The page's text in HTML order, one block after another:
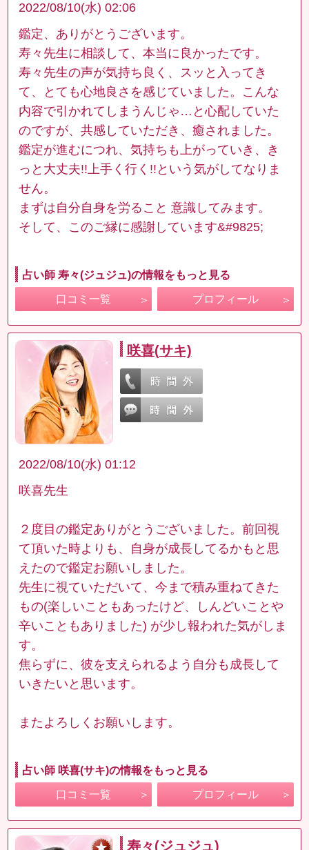
2022/08/10(水) 02:06
鑑定、ありがとうございます。
寿々先生に相談して、本当に良かったです。
寿々先生の声が気持ち良く、スッと入ってき
て、とても心地良さを感じていました。こんな
内容で引かれてしまうんじゃ…と心配していた
のですが、共感していただき、癒されました。
鑑定が進むにつれ、気持ちも上がっていき、き
っと大丈夫!!上手く行く!!という気がしてなりま
せん。
まずは自分自身を労ること 意識してみます。
そして、このご縁に感謝しています&#9825;
占い師 寿々(ジュジュ)の情報をもっと見る
口コミ一覧 プロフィール
咲喜(サキ)
2022/08/10(水) 01:12
咲喜先生
２度目の鑑定ありがとうございました。前回視
て頂いた時よりも、自身が成長してるかもと思
えたので鑑定お願いしました。
先生に視ていただいて、今まで積み重ねてきた
もの(楽しいこともあったけど、しんどいことや
辛いこともありました) が少し報われた気がしま
す。
焦らずに、彼を支えられるよう自分も成長して
いきたいと思います。
またよろしくお願いします。
占い師 咲喜(サキ)の情報をもっと見る
口コミ一覧 プロフィール
寿々(ジュジュ)